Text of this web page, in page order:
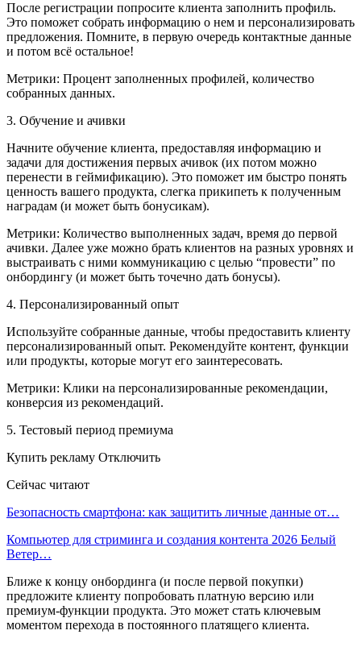
После регистрации попросите клиента заполнить профиль.
Это поможет собрать информацию о нем и персонализировать
предложения. Помните, в первую очередь контактные данные
и потом всё остальное!
Метрики: Процент заполненных профилей, количество
собранных данных.
3. Обучение и ачивки
Начните обучение клиента, предоставляя информацию и
задачи для достижения первых ачивок (их потом можно
перенести в геймификацию). Это поможет им быстро понять
ценность вашего продукта, слегка прикипеть к полученным
наградам (и может быть бонусикам).
Метрики: Количество выполненных задач, время до первой
ачивки. Далее уже можно брать клиентов на разных уровнях и
выстраивать с ними коммуникацию с целью “провести” по
онбордингу (и может быть точечно дать бонусы).
4. Персонализированный опыт
Используйте собранные данные, чтобы предоставить клиенту
персонализированный опыт. Рекомендуйте контент, функции
или продукты, которые могут его заинтересовать.
Метрики: Клики на персонализированные рекомендации,
конверсия из рекомендаций.
5. Тестовый период премиума
Купить рекламу Отключить
Сейчас читают
Безопасность смартфона: как защитить личные данные от…
Компьютер для стриминга и создания контента 2026 Белый
Ветер…
Ближе к концу онбординга (и после первой покупки)
предложите клиенту попробовать платную версию или
премиум-функции продукта. Это может стать ключевым
моментом перехода в постоянного платящего клиента.